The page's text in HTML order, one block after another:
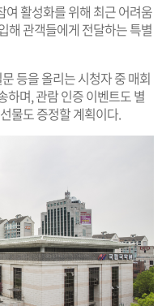
활성화를 위해 최근 어려움
해 관객들에게 전달하는 특별
등을 올리는 시청자 중 매회
하며, 관람 인증 이벤트도 별
물도 증정할 계획이다.